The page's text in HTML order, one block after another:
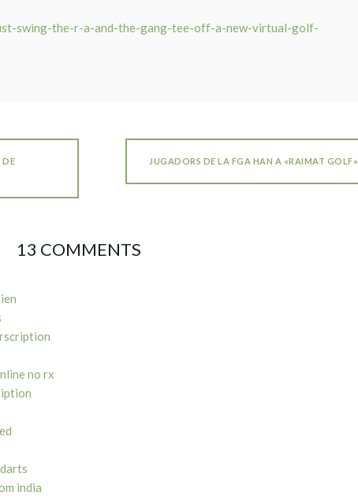
swing-the-r-a-and-the-gang-tee-off-a-new-virtual-golf-
DE
JUGADORS DE LA FGA HAN A «RAIMAT GOLF»
13 COMMENTS
no rx
india